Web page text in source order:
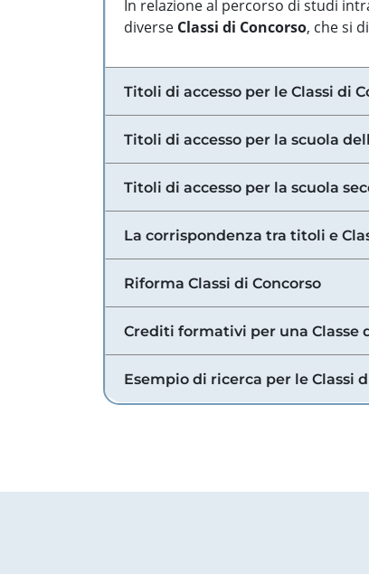
In relazione al percorso di studi
diverse Classi di Concorso, che si
Titoli di accesso per le Classi di
Titoli di accesso per la scuola
Titoli di accesso per la scuola
La corrispondenza tra titoli e
Riforma Classi di Concorso
Crediti formativi per una Classe
Esempio di ricerca per le Classi